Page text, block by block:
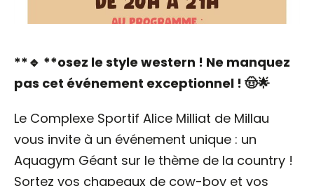
**🔹 **osez le style western ! Ne manquez
pas cet événement exceptionnel ! 🤠🌟
Le Complexe Sportif Alice Milliat de Millau
vous invite à un événement unique : un
Aquagym Géant sur le thème de la country !
Sortez vos chapeaux de cow-boy et vos